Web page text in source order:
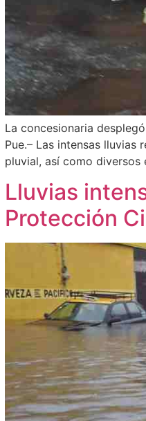
La concesionaria
Pue.– Las intensas
pluvial, así como diversos
Lluvias
Protección